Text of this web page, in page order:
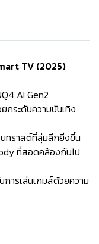
TV (2025)
AI Gen2
กระดับความบันเทิง
นทราสต์ที่ลุ่มลึกยิ่งขึ้น
ที่สอดคล้องกันไป
ารเล่นเกมส์ด้วยความ